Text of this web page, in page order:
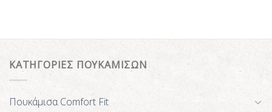
ΚΑΤΗΓΟΡΙΕΣ ΠΟΥΚΑΜΙΣΩΝ
Πουκάμισα Comfort Fit